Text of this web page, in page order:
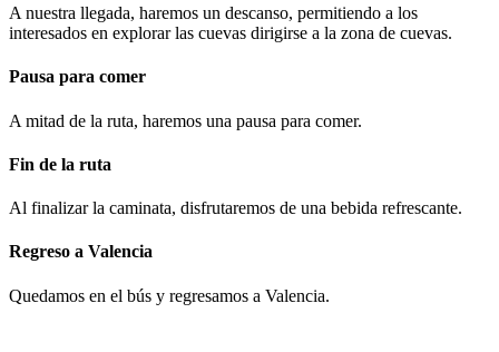
A nuestra llegada, haremos un descanso, permitiendo a los
interesados en explorar las cuevas dirigirse a la zona de cuevas.
Pausa para comer
A mitad de la ruta, haremos una pausa para comer.
Fin de la ruta
Al finalizar la caminata, disfrutaremos de una bebida refrescante.
Regreso a Valencia
Quedamos en el bús y regresamos a Valencia.